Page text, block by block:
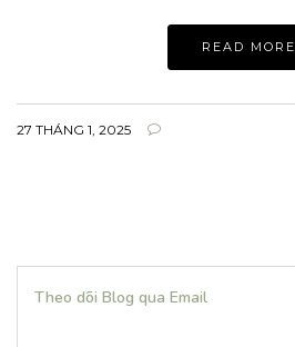
READ MORE
27 THÁNG 1, 2025
Theo dõi Blog qua Email